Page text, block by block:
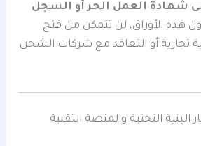
شهادة العمل الحر أو السجل
هذه الأوراق، لن تتمكن من فتح
تجارية أو التعاقد مع شركات الشحن
البنية التحتية والمنصة التقنية